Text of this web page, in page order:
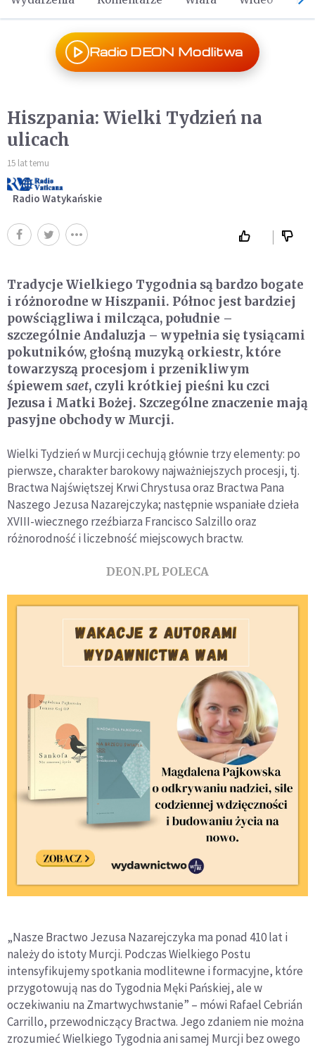
Radio DEON Modlitwa
Hiszpania: Wielki Tydzień na
ulicach
15 lat temu
Radio Watykańskie
Tradycje Wielkiego Tygodnia są bardzo bogate
i różnorodne w Hiszpanii. Północ jest bardziej
powściągliwa i milcząca, południe –
szczególnie Andaluzja – wypełnia się tysiącami
pokutników, głośną muzyką orkiestr, które
towarzyszą procesjom i przenikliwym
śpiewem saet, czyli krótkiej pieśni ku czci
Jezusa i Matki Bożej. Szczególne znaczenie mają
pasyjne obchody w Murcji.
Wielki Tydzień w Murcji cechują głównie trzy elementy: po
pierwsze, charakter barokowy najważniejszych procesji, tj.
Bractwa Najświętszej Krwi Chrystusa oraz Bractwa Pana
Naszego Jezusa Nazarejczyka; następnie wspaniałe dzieła
XVIII-wiecznego rzeźbiarza Francisco Salzillo oraz
różnorodność i liczebność miejscowych bractw.
DEON.PL POLECA
„Nasze Bractwo Jezusa Nazarejczyka ma ponad 410 lat i
należy do istoty Murcji. Podczas Wielkiego Postu
intensyfikujemy spotkania modlitewne i formacyjne, które
przygotowują nas do Tygodnia Męki Pańskiej, ale w
oczekiwaniu na Zmartwychwstanie” – mówi Rafael Cebrián
Carrillo, przewodniczący Bractwa. Jego zdaniem nie można
zrozumieć Wielkiego Tygodnia ani samej Murcji bez owego